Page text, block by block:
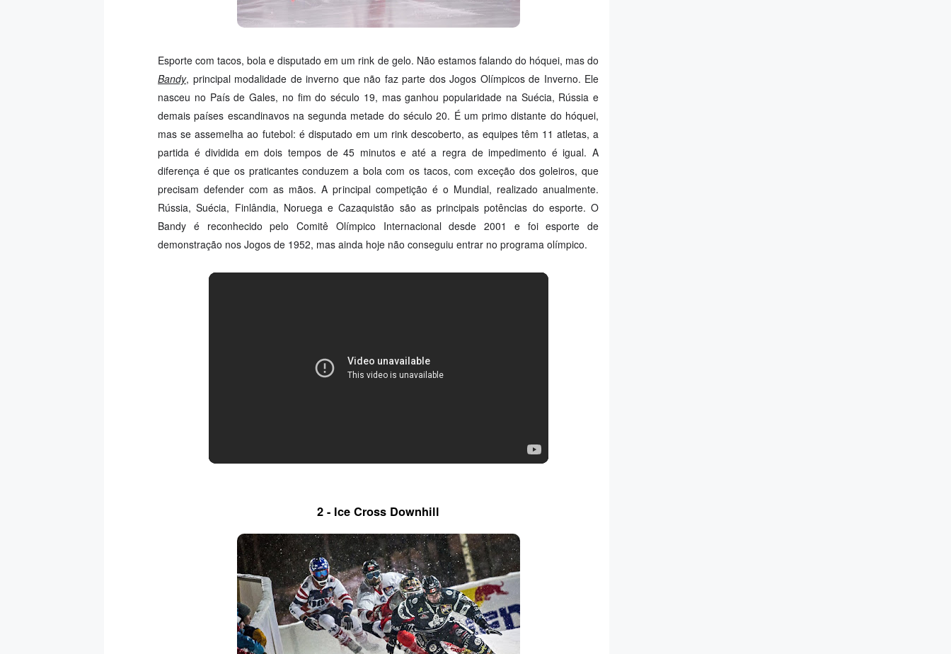
Esporte com tacos, bola e disputado em um rink de gelo. Não estamos falando do hóquei, mas do
Bandy, principal modalidade de inverno que não faz parte dos Jogos Olímpicos de Inverno. Ele
nasceu no País de Gales, no fim do século 19, mas ganhou popularidade na Suécia, Rússia e
demais países escandinavos na segunda metade do século 20. É um primo distante do hóquei,
mas se assemelha ao futebol: é disputado em um rink descoberto, as equipes têm 11 atletas, a
partida é dividida em dois tempos de 45 minutos e até a regra de impedimento é igual. A
diferença é que os praticantes conduzem a bola com os tacos, com exceção dos goleiros, que
precisam defender com as mãos. A principal competição é o Mundial, realizado anualmente.
Rússia, Suécia, Finlândia, Noruega e Cazaquistão são as principais potências do esporte. O
Bandy é reconhecido pelo Comitê Olímpico Internacional desde 2001 e foi esporte de
demonstração nos Jogos de 1952, mas ainda hoje não conseguiu entrar no programa olímpico.
2 - Ice Cross Downhill